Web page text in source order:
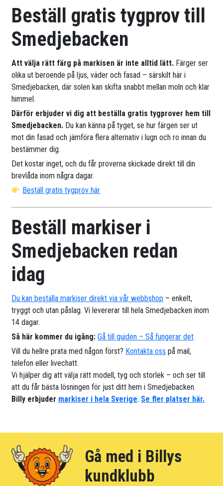
Beställ gratis tygprov till
Smedjebacken
Att välja rätt färg på markisen är inte alltid lätt. Färger ser
olika ut beroende på ljus, väder och fasad – särskilt här i
Smedjebacken, där solen kan skifta snabbt mellan moln och klar
himmel.
Därför erbjuder vi dig att beställa gratis tygprover hem till
Smedjebacken. Du kan känna på tyget, se hur färgen ser ut
mot din fasad och jämföra flera alternativ i lugn och ro innan du
bestämmer dig.
Det kostar inget, och du får proverna skickade direkt till din
brevlåda inom några dagar.
Beställ gratis tygprov här
Beställ markiser i
Smedjebacken redan
idag
Du kan beställa markiser direkt via vår webbshop – enkelt,
tryggt och utan påslag. Vi levererar till hela Smedjebacken inom
14 dagar.
Så här kommer du igång: Gå till guiden – Så fungerar det
Vill du hellre prata med någon först? Kontakta oss på mail,
telefon eller livechatt.
Vi hjälper dig att välja rätt modell, tyg och storlek – och ser till
att du får bästa lösningen för just ditt hem i Smedjebacken.
Billy erbjuder markiser i hela Sverige. Se fler platser här.
Gå med i Billys
kundklubb